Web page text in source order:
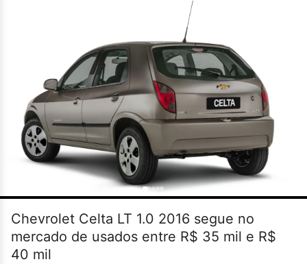
Chevrolet Celta LT 1.0 2016 segue no
mercado de usados entre R$ 35 mil e R$
40 mil